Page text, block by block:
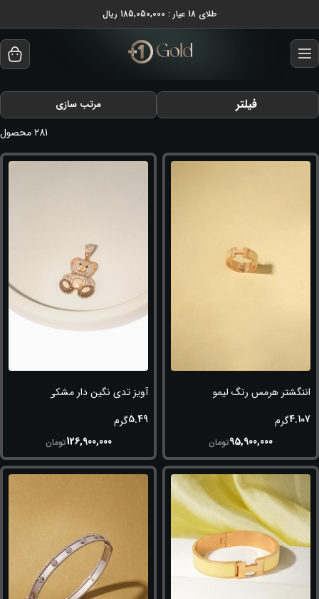
طلای 18 عیار : 185,050,000 ریال
فیلتر مرتب سازی
281محصول
اننگشتر هرمس رنگ لیمویی
4.107گرم
95,900,000تومان
آویز تدی نگین دار مشکی
5.49گرم
126,900,000تومان